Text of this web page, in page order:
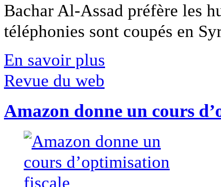
Bachar Al-Assad préfère les
téléphonies sont coupés en
En savoir plus
Revue du web
Amazon donne un cours